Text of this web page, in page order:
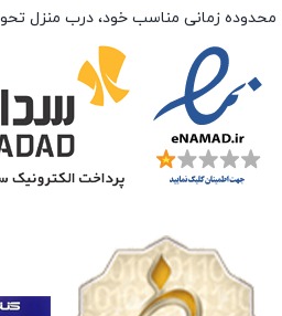
محدوده زمانی مناسب خود، درب منزل